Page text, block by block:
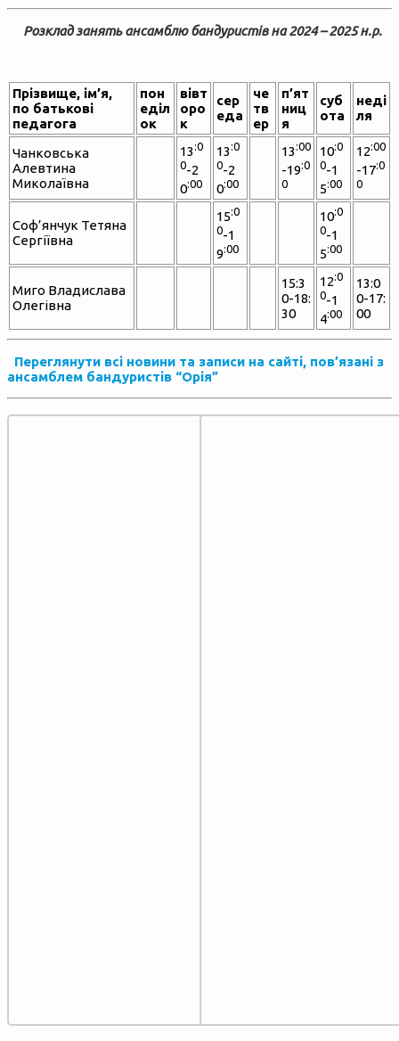
Розклад занять ансамблю бандуристів на 2024 – 2025 н.р.
Прізвище, ім’я,
по батькові
педагога
пон
еділ
ок
вівт
оро
к
сер
еда
че
тв
ер
п’ят
ниц
я
суб
ота
неді
ля
Чанковська
Алевтина
Миколаївна
13:0
0-2
0:00
13:0
0-2
0:00
13:00
-19:0
0
10:0
0-1
5:00
12:00
-17:0
0
Соф’янчук Тетяна
Сергіївна
15:0
0-1
9:00
10:0
0-1
5:00
Миго Владислава
Олегівна
15:3
0-18:
30
12:0
0-1
4:00
13:0
0-17:
00
Переглянути всі новини та записи на сайті, пов’язані з
ансамблем бандуристів “Орія”